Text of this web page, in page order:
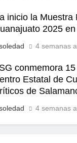
inicio la Muestra
2025
4 semanas
conmemora
Estatal de
de
4 semanas